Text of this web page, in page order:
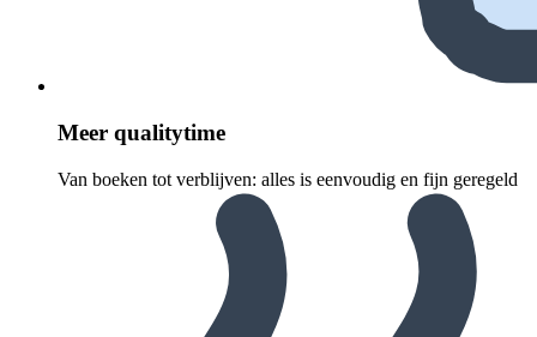
Meer quali­ty­time
Van boeken tot verblijven: alles is eenvoudig en fijn geregeld